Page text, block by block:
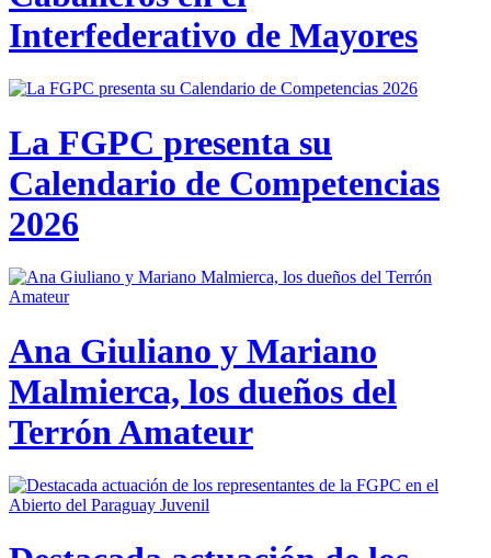
Interfederativo de Mayores
La FGPC presenta su
Calendario de Competencias
2026
Ana Giuliano y Mariano
Malmierca, los dueños del
Terrón Amateur